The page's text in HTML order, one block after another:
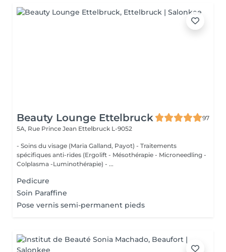
Beauty Lounge Ettelbruck
97
5A, Rue Prince Jean Ettelbruck L-9052
- Soins du visage (Maria Galland, Payot) - Traitements
spécifiques anti-rides (Ergolift - Mésothérapie - Microneedling -
Colplasma -Luminothérapie) - ...
Pedicure
Soin Paraffine
Pose vernis semi-permanent pieds